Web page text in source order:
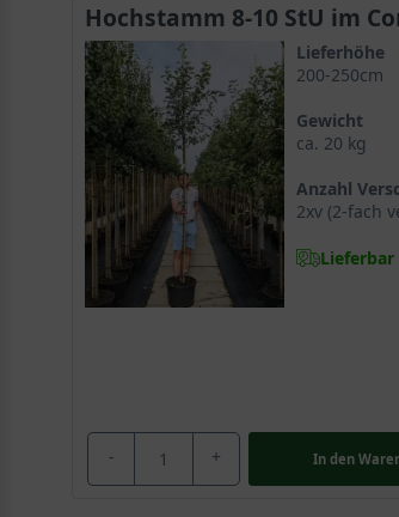
Hochstamm 8-10 StU im
Lieferhöhe
200-250cm
Gewicht
ca. 20 kg
Anzahl
2xv (2-fach
Lieferbar
- + In den